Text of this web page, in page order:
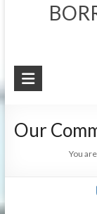
Our
You